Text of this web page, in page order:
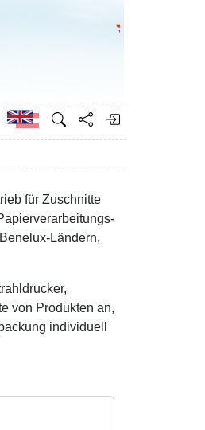
Go to the
German
für Zuschnitte
Ländern,
von Produkten an,
individuell